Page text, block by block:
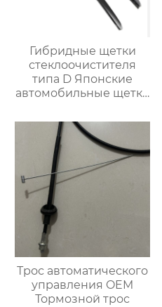
Гибридные щетки
стеклоочистителя
типа D Японские
автомобильные щетки
OEM-
стеклоочистители
лобового стекла
Трос автоматического
управления OEM
Тормозной трос